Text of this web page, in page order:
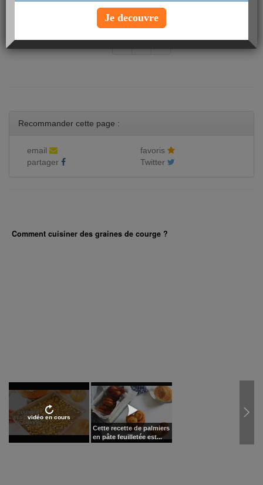
- de
Recommander cette page :
email
favoris
partager
Twitter
Comment cuisiner des graines de courge ?
vidéo en cours
Cette recette de palmiers
en pâte feuilletée est...
Je decouvre